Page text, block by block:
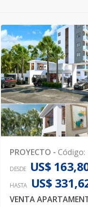
PROYECTO - Código:
DESDE US$
HASTA US$